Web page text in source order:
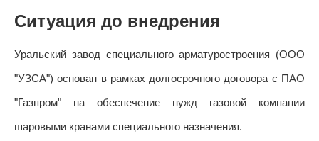
Ситуация до внедрения
Уральский завод специального арматуростроения (ООО
"УЗСА") основан в рамках долгосрочного договора с ПАО
"Газпром" на обеспечение нужд газовой компании
шаровыми кранами специального назначения.